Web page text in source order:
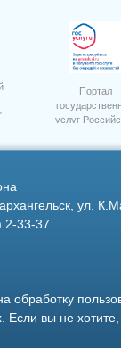
Портал
услуг
ул.
2-33-37
обработку
. Если вы не